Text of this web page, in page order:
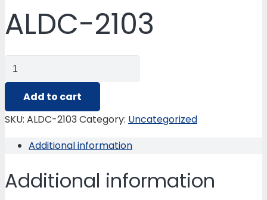
ALDC-2103
ALDC-
2103
quantity
Add to cart
SKU: ALDC-2103Category: Uncategorized
Additional information
Additional information